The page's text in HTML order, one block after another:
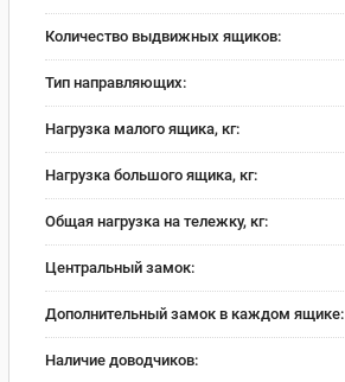
Количество выдвижных ящиков:
Тип направляющих:
Нагрузка малого ящика, кг:
Нагрузка большого ящика, кг:
Общая нагрузка на тележку, кг:
Центральный замок:
Дополнительный замок в каждом ящике:
Наличие доводчиков: